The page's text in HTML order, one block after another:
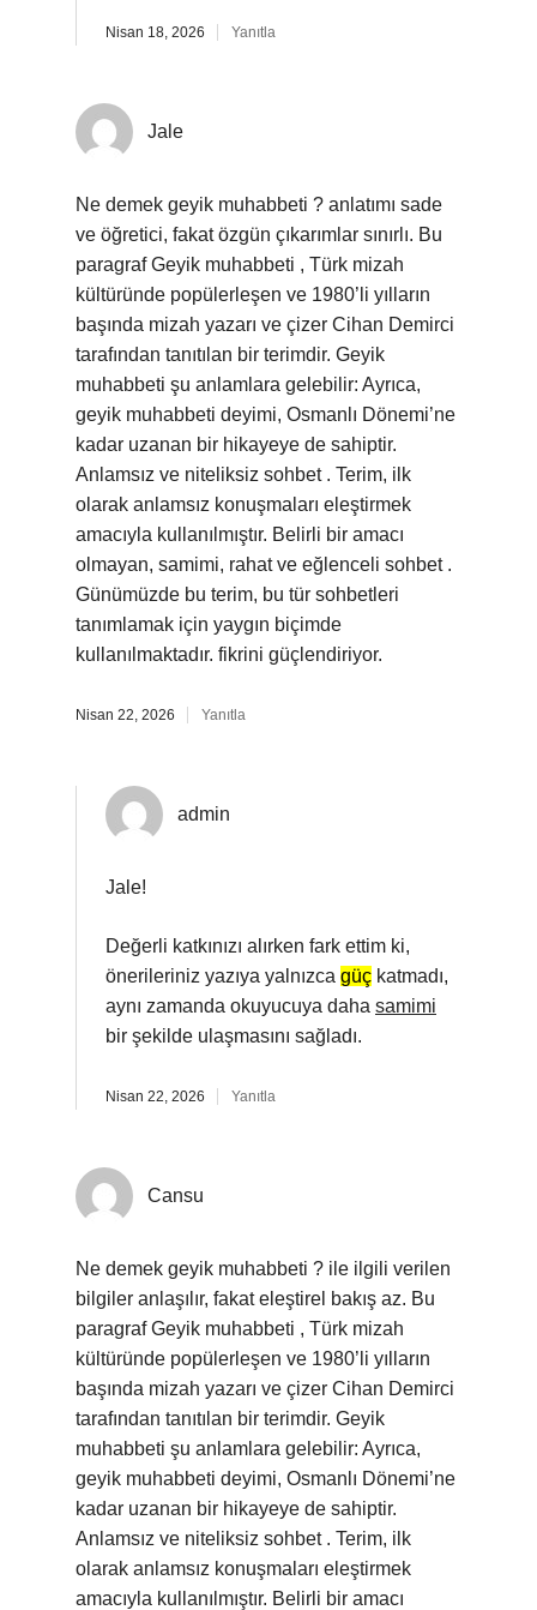
Nisan 18, 2026 Yanıtla
Jale
Ne demek geyik muhabbeti ? anlatımı sade
ve öğretici, fakat özgün çıkarımlar sınırlı. Bu
paragraf Geyik muhabbeti , Türk mizah
kültüründe popülerleşen ve 1980’li yılların
başında mizah yazarı ve çizer Cihan Demirci
tarafından tanıtılan bir terimdir. Geyik
muhabbeti şu anlamlara gelebilir: Ayrıca,
geyik muhabbeti deyimi, Osmanlı Dönemi’ne
kadar uzanan bir hikayeye de sahiptir.
Anlamsız ve niteliksiz sohbet . Terim, ilk
olarak anlamsız konuşmaları eleştirmek
amacıyla kullanılmıştır. Belirli bir amacı
olmayan, samimi, rahat ve eğlenceli sohbet .
Günümüzde bu terim, bu tür sohbetleri
tanımlamak için yaygın biçimde
kullanılmaktadır. fikrini güçlendiriyor.
Nisan 22, 2026 Yanıtla
admin
Jale!
Değerli katkınızı alırken fark ettim ki,
önerileriniz yazıya yalnızca güç katmadı,
aynı zamanda okuyucuya daha samimi
bir şekilde ulaşmasını sağladı.
Nisan 22, 2026 Yanıtla
Cansu
Ne demek geyik muhabbeti ? ile ilgili verilen
bilgiler anlaşılır, fakat eleştirel bakış az. Bu
paragraf Geyik muhabbeti , Türk mizah
kültüründe popülerleşen ve 1980’li yılların
başında mizah yazarı ve çizer Cihan Demirci
tarafından tanıtılan bir terimdir. Geyik
muhabbeti şu anlamlara gelebilir: Ayrıca,
geyik muhabbeti deyimi, Osmanlı Dönemi’ne
kadar uzanan bir hikayeye de sahiptir.
Anlamsız ve niteliksiz sohbet . Terim, ilk
olarak anlamsız konuşmaları eleştirmek
amacıyla kullanılmıştır. Belirli bir amacı